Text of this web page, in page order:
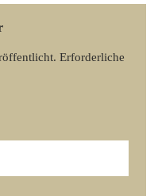
Erforderliche